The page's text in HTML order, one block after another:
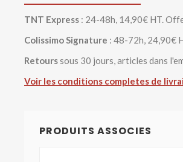
TNT Express : 24-48h, 14,90€ HT.
Colissimo Signature : 48-72h, 24,90€
Retourssous 30 jours, articles dans
Voir les conditions completes de
PRODUITS ASSOCIES